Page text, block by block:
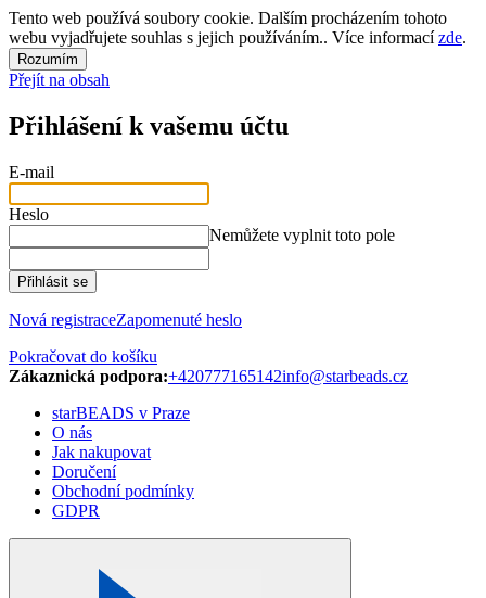
Tento web používá soubory cookie. Dalším procházením tohoto
webu vyjadřujete souhlas s jejich používáním.. Více informacízde.
Rozumím
Přejít na obsah
Přihlášení k vašemu účtu
E-mail
Heslo
Nemůžete vyplnit toto pole
Přihlásit se
Nová registraceZapomenuté heslo
Pokračovat do košíku
Zákaznická podpora:+420777165142info@starbeads.cz
starBEADS v Praze
O nás
Jak nakupovat
Doručení
Obchodní podmínky
GDPR